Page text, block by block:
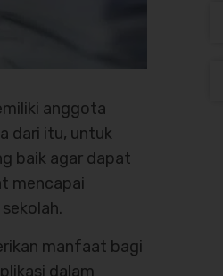
anggota
dari itu, untuk
baik agar dapat
mencapai
manfaat bagi
dalam